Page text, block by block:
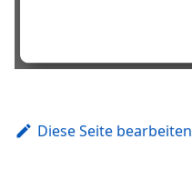
Diese Seite bearbeiten